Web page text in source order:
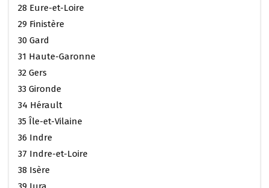
28 Eure-et-Loire
29 Finistère
30 Gard
31 Haute-Garonne
32 Gers
33 Gironde
34 Hérault
35 Île-et-Vilaine
36 Indre
37 Indre-et-Loire
38 Isère